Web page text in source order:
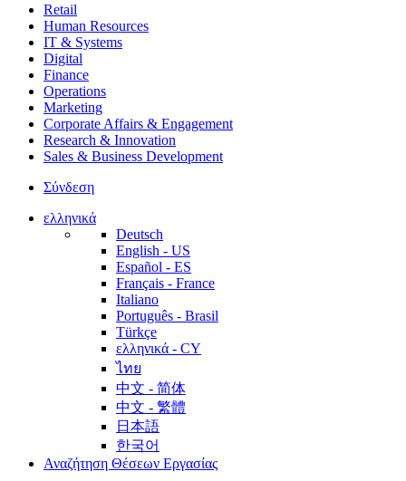
Retail
Human Resources
IT & Systems
Digital
Finance
Operations
Marketing
Corporate Affairs & Engagement
Research & Innovation
Sales & Business Development
Σύνδεση
ελληνικά
Deutsch
English - US
Español - ES
Français - France
Italiano
Português - Brasil
Türkçe
ελληνικά - CY
ไทย
中文 - 简体
中文 - 繁體
日本語
한국어
Αναζήτηση Θέσεων Εργασίας